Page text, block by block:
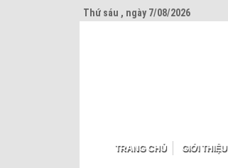
Thứ sáu , ngày 7/08/2026
TRANG CHỦ GIỚI THIỆU